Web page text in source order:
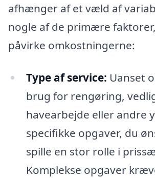
afhænger af et væld af
nogle af de primære
påvirke omkostningerne:
Type af service: Uanset
brug for rengøring,
havearbejde eller andre
specifikke opgaver, du
spille en stor rolle i
Komplekse opgaver